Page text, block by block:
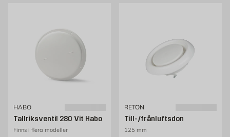
HABO
Tallriksventil 280 Vit Habo
Finns i flera modeller
RETON
Till-/frånluftsdon
125 mm